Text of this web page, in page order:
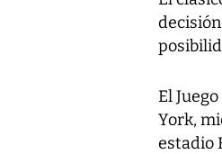
El
York,
estadio